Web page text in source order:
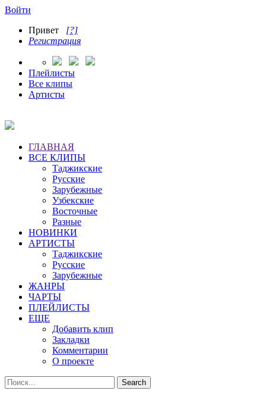
Войти
Привет [?]
Регистрация
Плейлисты
Все клипы
Артисты
ГЛАВНАЯ
ВСЕ КЛИПЫ
Таджикские
Русские
Зарубежные
Узбекские
Восточные
Разные
НОВИНКИ
АРТИСТЫ
Таджикские
Русские
Зарубежные
ЖАНРЫ
ЧАРТЫ
ПЛЕЙЛИСТЫ
ЕЩЕ
Добавить клип
Закладки
Комментарии
О проекте